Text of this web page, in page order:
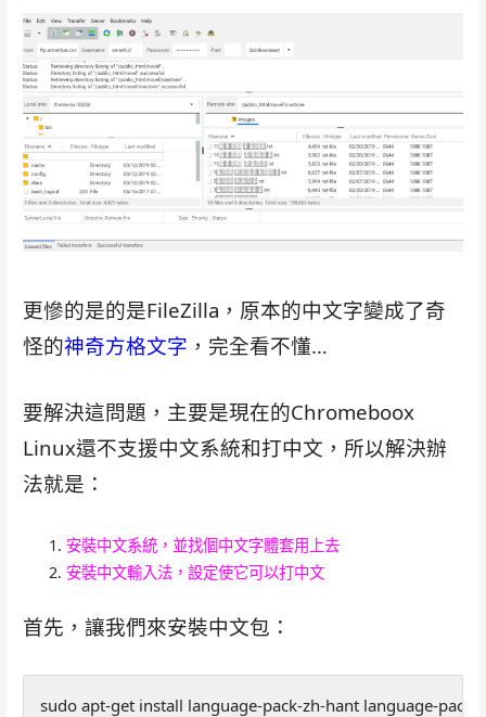
更慘的是的是FileZilla，原本的中文字變成了奇
怪的神奇方格文字 ，完全看不懂…
要解決這問題，主要是現在的Chromeboox
Linux還不支援中文系統和打中文，所以解決辦
法就是：
安裝中文系統，並找個中文字體套用上去
安裝中文輸入法，設定使它可以打中文
首先，讓我們來安裝中文包：
sudo apt-get install language-pack-zh-hant language-pack-